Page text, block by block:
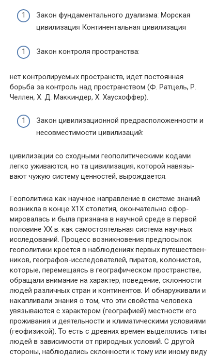
Закон фундаментального дуализма: Морская
цивилизация Континентальная цивилизация
Закон контроля пространства:
нет контролируемых пространств, идет постоянная
борьба за контроль над пространством (Ф. Ратцель, Р.
Челлен, Х. Д. Маккиндер, Х. Хаусхоффер).
Закон цивилизационной предрасположенности и
несовместимости цивилизаций:
цивилизации со сходными геополитическими кодами
легко уживаются, но та цивилизация, которой навязы­
вают чужую систему ценностей, вырождается.
Геополитика как научное направление в системе зна­ний
возникла в конце Х1Х столетия, окончательно сфор­
мировалась и была признана в научной среде в первой
половине ХХ в. как самостоятельная система научных
исследований. Процесс возникновения предпосылок
гео­политики кроется в наблюдениях первых путешествен­
ников, географов-исследователей, пиратов, колонистов,
которые, перемещаясь в географическом пространстве,
обращали внимание на характер, поведение, склонности
людей различных стран и континентов. И обнаруживали и
накапливали знания о том, что эти свойства человека
увязываются с характером (географией) местности его
проживания и деятельности и климатическими условиями
(геофизикой). То есть с древних времен выделялись типы
людей в зависимости от природных условий. С другой
стороны, наблюдались склонности к тому или иному виду